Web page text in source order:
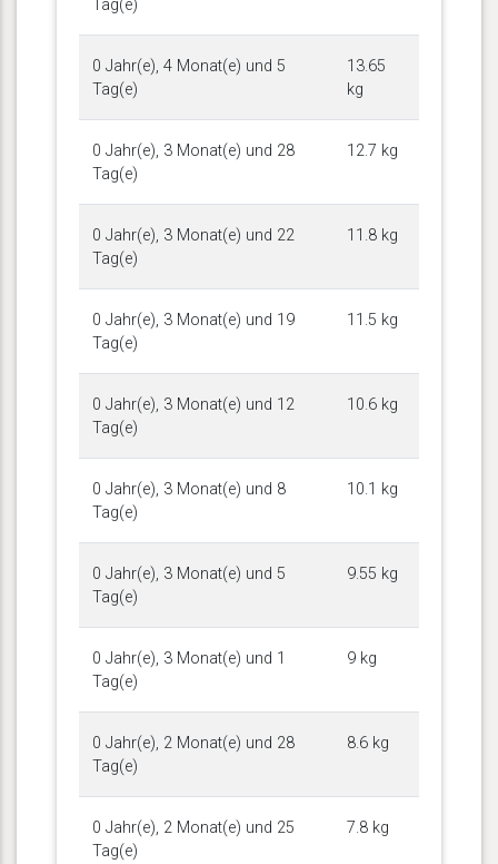
Tag(e)
0 Jahr(e), 4 Monat(e) und 5
Tag(e)
13.65
kg
0 Jahr(e), 3 Monat(e) und 28
Tag(e)
12.7 kg
0 Jahr(e), 3 Monat(e) und 22
Tag(e)
11.8 kg
0 Jahr(e), 3 Monat(e) und 19
Tag(e)
11.5 kg
0 Jahr(e), 3 Monat(e) und 12
Tag(e)
10.6 kg
0 Jahr(e), 3 Monat(e) und 8
Tag(e)
10.1 kg
0 Jahr(e), 3 Monat(e) und 5
Tag(e)
9.55 kg
0 Jahr(e), 3 Monat(e) und 1
Tag(e)
9 kg
0 Jahr(e), 2 Monat(e) und 28
Tag(e)
8.6 kg
0 Jahr(e), 2 Monat(e) und 25
Tag(e)
7.8 kg